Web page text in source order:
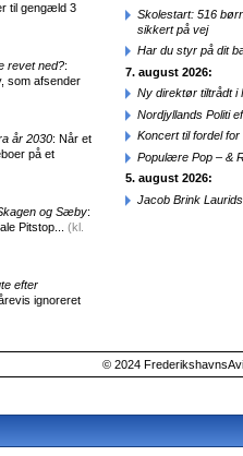
til gengæld 3
revet ned?:
som afsender
år 2030: Når et
på et
og Sæby:
Pitstop... (kl.
efter
ignoreret
Skolestart: 516
sikkert på vej
Har du styr på dit
7. august 2026:
Ny direktør tiltrådt i
Nordjyllands Politi
Koncert til fordel
Populære Pop – &
5. august 2026:
Jacob Brink
© 2024